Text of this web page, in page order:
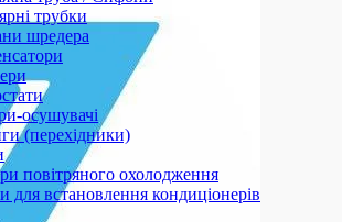
трубки
шредера
осушувачі
(перехідники)
повітряного охолодження
встановлення кондиціонерів